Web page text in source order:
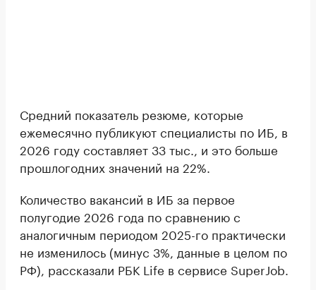
Средний показатель резюме, которые
ежемесячно публикуют специалисты по ИБ, в
2026 году составляет 33 тыс., и это больше
прошлогодних значений на 22%.
Количество вакансий в ИБ за первое
полугодие 2026 года по сравнению с
аналогичным периодом 2025-го практически
не изменилось (минус 3%, данные в целом по
РФ), рассказали РБК Life в сервисе SuperJob.